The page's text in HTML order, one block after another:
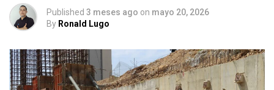
Published 3 meses ago on mayo 20, 2026
By Ronald Lugo